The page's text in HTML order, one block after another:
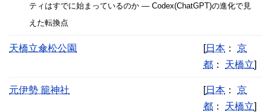
ティはすでに始まっているのか ― Codex(ChatGPT)の進化で見
えた転換点
天橋立傘松公園 [日本 ： 京
都 ： 天橋立]
元伊勢 籠神社 [日本 ： 京
都 ： 天橋立]